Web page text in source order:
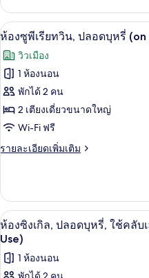
ใช้
คลับ
เลา
นจ์
ได้
(for
Three
with
เกี่ยว
กับ
ห้อง
พรีเมียม
ทวิ
น,
บุหรี่,
ใช้
คลับ
เลา
นจ์
Guests
with
Sofa
Bed)
เปิด
ภาพถ่าย
ทั้งหมด
ของ
ห้อง
ซู
พี
ทวิน,
ปลอด
บุหรี่
(on
High
6
ห้องซูพีเรียทวิน, ปลอดบุหรี่ (on
วิวเมือง
1 ห้องนอน
พักได้ 2 คน
2 เตียงเดี่ยวขนาดใหญ่
Wi-Fi ฟรี
รายละเอียดเพิ่มเติม
ราย
เกี่ยว
กับ
ห้อง
ซู
เรีย
ทวิ
เปิด
ภาพถ่าย
ทั้งหมด
8
ห้องซิงเกิล, ปลอดบุหรี่, ใช้คลับ
Use)
1 ห้องนอน